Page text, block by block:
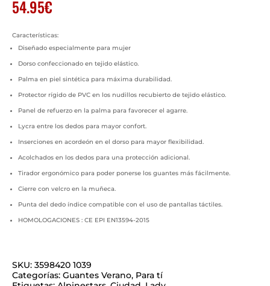
54.95€
Características:
Diseñado especialmente para mujer
Dorso confeccionado en tejido elástico.
Palma en piel sintética para máxima durabilidad.
Protector rígido de PVC en los nudillos recubierto de tejido elástico.
Panel de refuerzo en la palma para favorecer el agarre.
Lycra entre los dedos para mayor confort.
Inserciones en acordeón en el dorso para mayor flexibilidad.
Acolchados en los dedos para una protección adicional.
Tirador ergonómico para poder ponerse los guantes más fácilmente.
Cierre con velcro en la muñeca.
Punta del dedo índice compatible con el uso de pantallas táctiles.
HOMOLOGACIONES : CE EPI EN13594-2015
SKU: 3598420 1039
Categorías: Guantes Verano, Para tí